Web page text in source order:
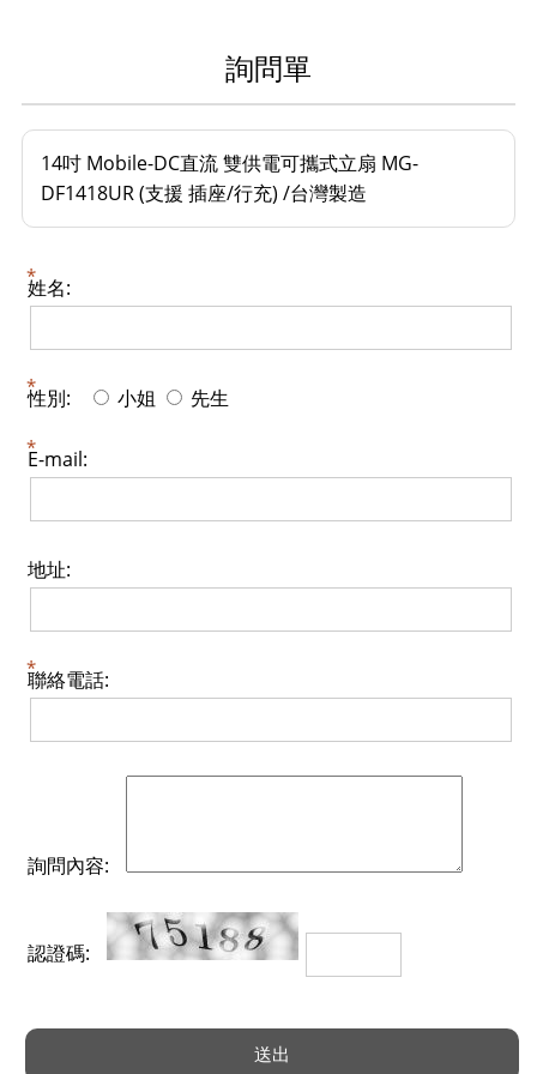
詢問單
14吋 Mobile-DC直流 雙供電可攜式立扇 MG-
DF1418UR (支援 插座/行充) /台灣製造
姓名:
性別: 小姐 先生
E-mail:
地址:
聯絡電話:
詢問內容:
認證碼: